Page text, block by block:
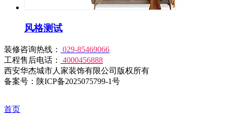
风格测试
装修咨询热线：
029-85469066
工程售后电话：
4000456888
西安华杰城市人家装饰有限公司版权所有
备案号：陕ICP备2025075799-1号
首页